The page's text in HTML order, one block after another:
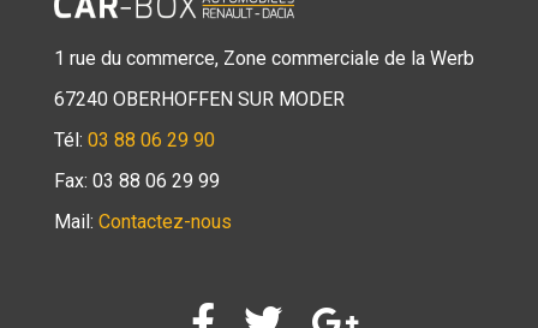
1 rue du commerce, Zone commerciale de la Werb
67240 OBERHOFFEN SUR MODER
Tél: 03 88 06 29 90
Fax: 03 88 06 29 99
Mail: Contactez-nous